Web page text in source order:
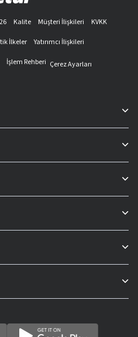
Kalite Müşteri İlişkileri
KVKK
İlkeler
Yatırımcı İlişkileri
İşlem Rehberi Çerez Ayarları